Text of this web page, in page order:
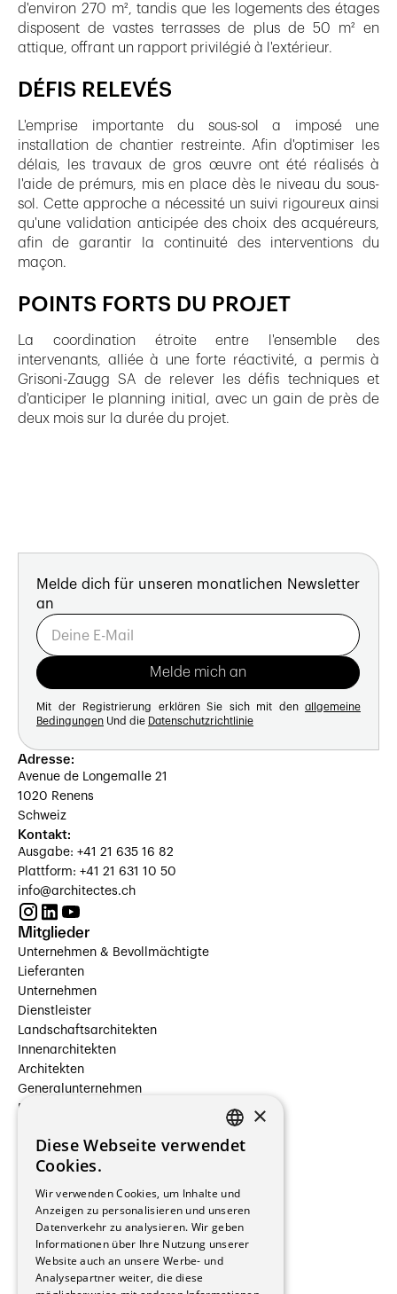
d'environ 270 m², tandis que les logements des étages
disposent de vastes terrasses de plus de 50 m² en
attique, offrant un rapport privilégié à l'extérieur.
DÉFIS RELEVÉS
L'emprise importante du sous-sol a imposé une
installation de chantier restreinte. Afin d'optimiser les
délais, les travaux de gros œuvre ont été réalisés à
l'aide de prémurs, mis en place dès le niveau du sous-
sol. Cette approche a nécessité un suivi rigoureux ainsi
qu'une validation anticipée des choix des acquéreurs,
afin de garantir la continuité des interventions du
maçon.
POINTS FORTS DU PROJET
La coordination étroite entre l'ensemble des
intervenants, alliée à une forte réactivité, a permis à
Grisoni-Zaugg SA de relever les défis techniques et
d'anticiper le planning initial, avec un gain de près de
deux mois sur la durée du projet.
Melde dich für unseren monatlichen Newsletter
an
Mit der Registrierung erklären Sie sich mit den allgemeine
Bedingungen Und die Datenschutzrichtlinie
Adresse:
Avenue de Longemalle 21
1020 Renens
Schweiz
Kontakt:
Ausgabe: +41 21 635 16 82
Plattform: +41 21 631 10 50
info@architectes.ch
Mitglieder
Unternehmen & Bevollmächtigte
Lieferanten
Unternehmen
Dienstleister
Landschaftsarchitekten
Innenarchitekten
Architekten
Generalunternehmen
Beauftragte Unternehmen
Hersteller/Lieferanten
Bauherrschaften
Immobilienverwaltungsgesellschaften
Stockwerkeigentum
Reportagen
Wohnungen
Renovierungen
Innere Umbauten
FRENCH
×
Diese Webseite verwendet
Cookies.
Wir verwenden Cookies, um Inhalte und
Anzeigen zu personalisieren und unseren
Datenverkehr zu analysieren. Wir geben
Informationen über Ihre Nutzung unserer
Website auch an unsere Werbe- und
Analysepartner weiter, die diese